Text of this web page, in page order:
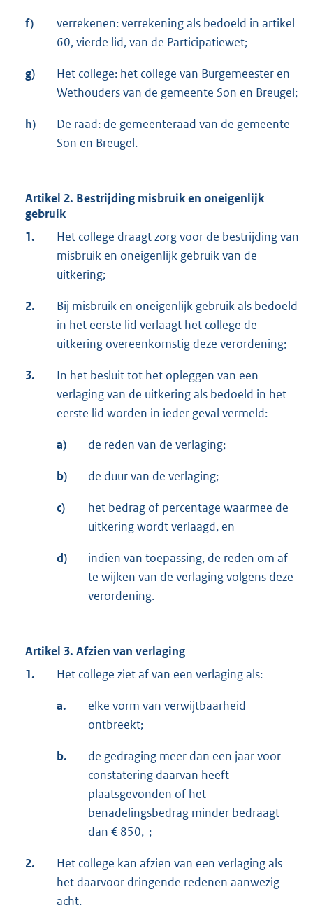
f)
verrekenen: verrekening als bedoeld in artikel
60, vierde lid, van de Participatiewet;
g)
Het college: het college van Burgemeester en
Wethouders van de gemeente Son en Breugel;
h)
De raad: de gemeenteraad van de gemeente
Son en Breugel.
Artikel 2. Bestrijding misbruik en oneigenlijk
gebruik
1.
Het college draagt zorg voor de bestrijding van
misbruik en oneigenlijk gebruik van de
uitkering;
2.
Bij misbruik en oneigenlijk gebruik als bedoeld
in het eerste lid verlaagt het college de
uitkering overeenkomstig deze verordening;
3.
In het besluit tot het opleggen van een
verlaging van de uitkering als bedoeld in het
eerste lid worden in ieder geval vermeld:
a) de reden van de verlaging;
b) de duur van de verlaging;
c)
het bedrag of percentage waarmee de
uitkering wordt verlaagd, en
d)
indien van toepassing, de reden om af
te wijken van de verlaging volgens deze
verordening.
Artikel 3. Afzien van verlaging
1.
Het college ziet af van een verlaging als:
a.
elke vorm van verwijtbaarheid
ontbreekt;
b.
de gedraging meer dan een jaar voor
constatering daarvan heeft
plaatsgevonden of het
benadelingsbedrag minder bedraagt
dan € 850,-;
2.
Het college kan afzien van een verlaging als
het daarvoor dringende redenen aanwezig
acht.